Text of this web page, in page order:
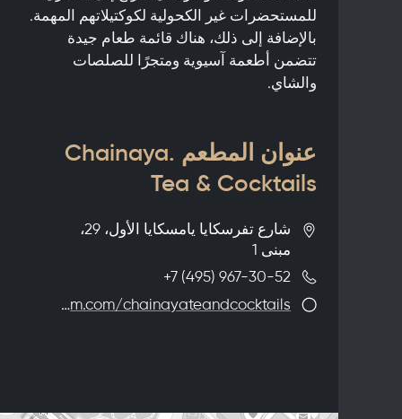
للمستحضرات غير الكحولية لكوكتيلاتهم المهمة.
بالإضافة إلى ذلك، هناك قائمة طعام جيدة
تتضمن أطعمة آسيوية ومتجرًا للصلصات
والشاي.
عنوان المطعم Chainaya.
Tea & Cocktails
شارع تفرسكايا يامسكايا الأول، 29،
مبنى 1
+7 (495) 967-30-52
https://www.instagram.com/chainayateandcocktails/